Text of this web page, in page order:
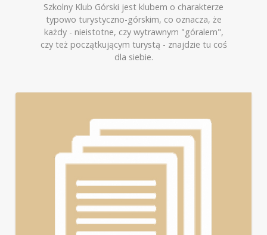
Szkolny Klub Górski jest klubem o charakterze
typowo turystyczno-górskim, co oznacza, że
każdy - nieistotne, czy wytrawnym "góralem",
czy też początkującym turystą - znajdzie tu coś
dla siebie.